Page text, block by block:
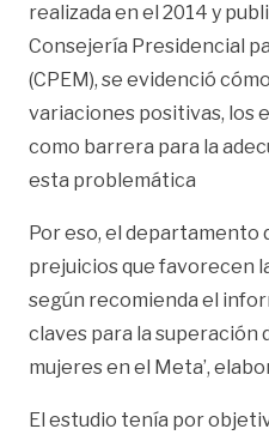
realizada en el 2014 y
Consejería Presidencial
(CPEM), se evidenció
variaciones positivas, los
como barrera para la
esta problemática
Por eso, el departamento
prejuicios que favorecen
según recomienda el
claves para la superación
mujeres en el Meta’,
El estudio tenía por